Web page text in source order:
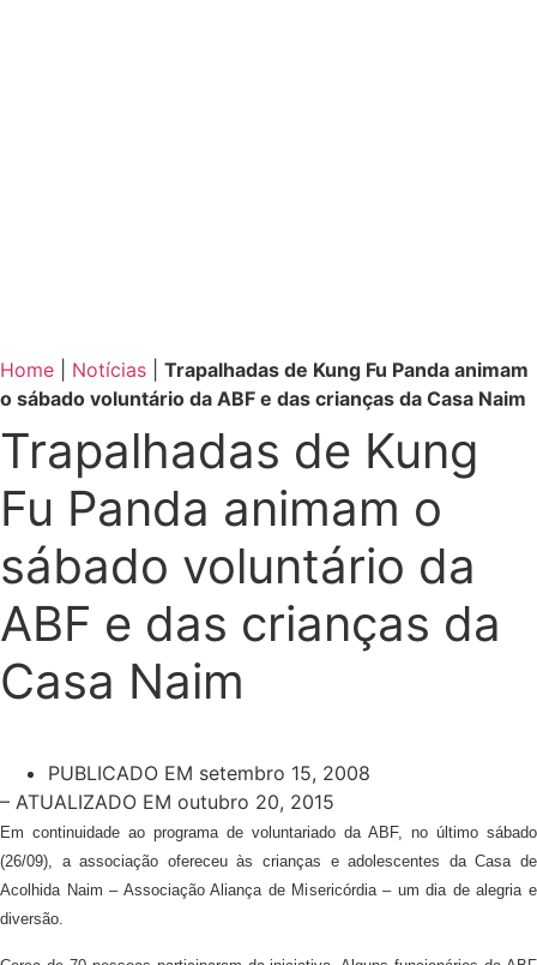
Home Notícias
Trapalhadas de Kung Fu Panda animam
o sábado voluntário da ABF e das crianças da Casa Naim
Trapalhadas de Kung
Fu Panda animam o
sábado voluntário da
ABF e das crianças da
Casa Naim
PUBLICADO EM setembro 15, 2008
– ATUALIZADO EM outubro 20, 2015
Em continuidade ao programa de voluntariado da ABF, no último sábado
(26/09), a associação ofereceu às crianças e adolescentes da Casa de
Acolhida Naim – Associação Aliança de Misericórdia – um dia de alegria e
diversão.